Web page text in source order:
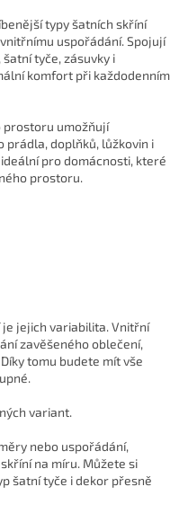
typy šatních skříní
uspořádání. Spojují
tyče, zásuvky i
komfort při každodenním
prostoru umožňují
prádla, doplňků, lůžkovin i
pro domácnosti, které
prostoru.
jejich variabilita. Vnitřní
zavěšeného oblečení,
tomu budete mít vše
variant.
nebo uspořádání,
na míru. Můžete si
šatní tyče i dekor přesně